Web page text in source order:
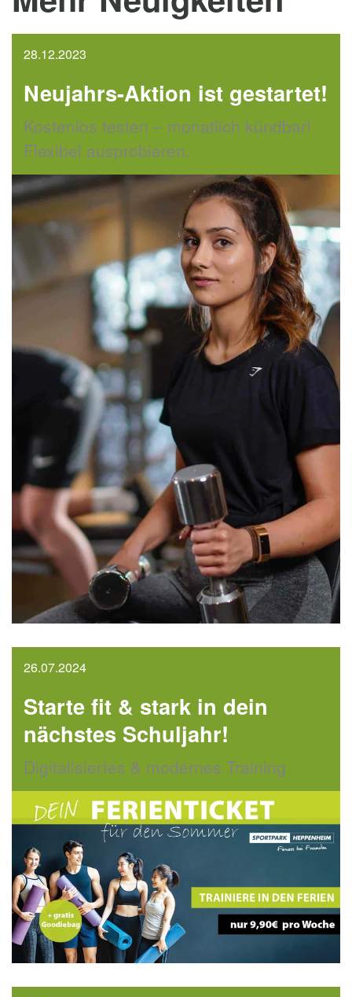
28.12.2023
Neujahrs-Aktion ist gestartet!
Kostenlos testen – monatlich kündbar!
Flexibel ausprobieren.
26.07.2024
Starte fit & stark in dein
nächstes Schuljahr!
Digitalisiertes & modernes Training